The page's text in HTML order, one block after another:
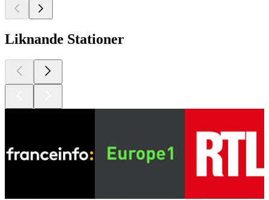
Liknande Stationer